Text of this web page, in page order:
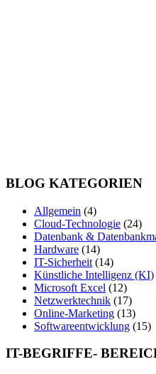
BLOG KATEGORIEN
Allgemein (4)
Cloud-Technologie (24)
Datenbank &
Hardware (14)
IT-Sicherheit (14)
Künstliche Intelligenz (KI)
Microsoft Excel (12)
Netzwerktechnik (17)
Online-Marketing (13)
Softwareentwicklung (15)
IT-BEGRIFFE-